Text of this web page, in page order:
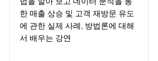
한 매출 상승 및 고객 재방문 유도
에 관한 실제 사례, 방법론에 대해
서 배우는 강연